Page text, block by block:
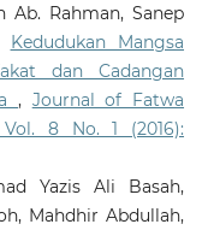
Ab. Rahman, Sanep
Kedudukan Mangsa
dan Cadangan
, Journal of Fatwa
8 No. 1 (2016):
Yazis Ali Basah,
Mahdhir Abdullah,